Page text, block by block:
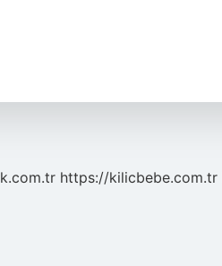
https://kilicbebe.com.tr